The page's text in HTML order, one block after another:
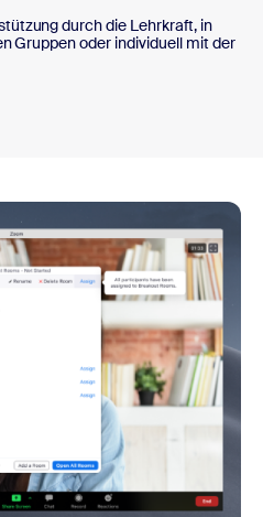
durch die Lehrkraft, in
Gruppen oder individuell mit der